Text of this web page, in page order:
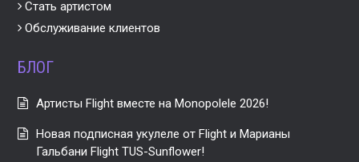
Стать артистом
Обслуживание клиентов
БЛОГ
Артисты Flight вместе на Monopolele 2026!
Новая подписная укулеле от Flight и Марианы
Гальбани Flight TUS-Sunflower!